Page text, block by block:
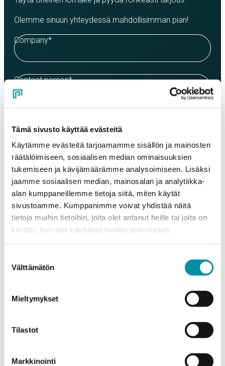
Tämä sivusto käyttää evästeitä
Käytämme evästeitä tarjoamamme sisällön ja mainosten
räätälöimiseen, sosiaalisen median ominaisuuksien
tukemiseen ja kävijämäärämme analysoimiseen. Lisäksi
jaamme sosiaalisen median, mainosalan ja analytiikka-
alan kumppaneillemme tietoja siitä, miten käytät
sivustoamme. Kumppanimme voivat yhdistää näitä
tietoja muihin tietoihin, joita olet antanut heille tai joita on
kerätty, kun olet käyttänyt heidän palvelujaan.
valinta
Välttämätön
Mieltymykset
Tilastot
Markkinointi
Olemme sinuun yhteydessä mahdollisimman pian!
Company*
Contact person*
Phone
Products
Select a product and enter the order quantity in meters. Please
note that the selected quality determines the minimum order
weight.
Quantity (m)